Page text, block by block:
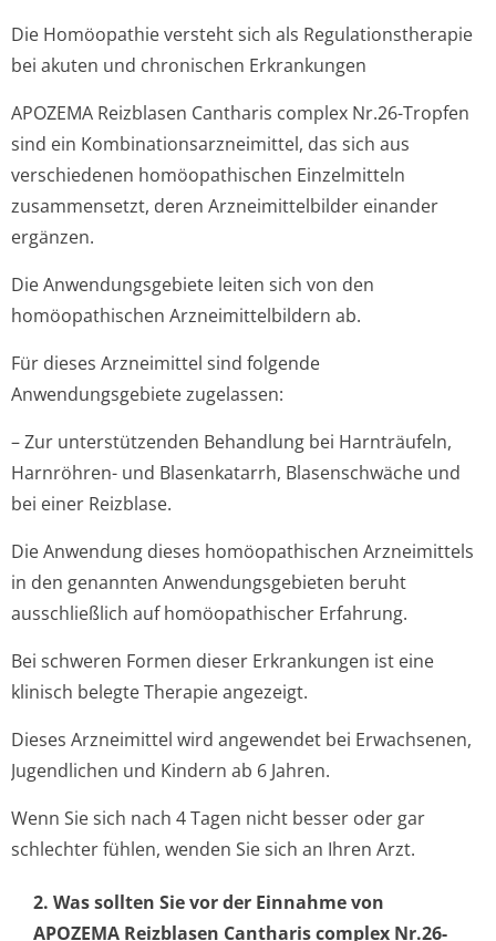
Die Homöopathie versteht sich als Regulationstherapie
bei akuten und chronischen Erkrankungen
APOZEMA Reizblasen Cantharis complex Nr.26-Tropfen
sind ein Kombinationsar­zneimittel, das sich aus
verschiedenen homöopathischen Einzelmitteln
zusammensetzt, deren Arzneimittelbilder einander
ergänzen.
Die Anwendungsgebiete leiten sich von den
homöopathischen Arzneimittelbil­dern ab.
Für dieses Arzneimittel sind folgende
Anwendungsgebiete zugelassen:
– Zur unterstützenden Behandlung bei Harnträufeln,
Harnröhren- und Blasenkatarrh, Blasenschwäche und
bei einer Reizblase.
Die Anwendung dieses homöopathischen Arzneimittels
in den genannten Anwendungsgebieten beruht
ausschließlich auf homöopathischer Erfahrung.
Bei schweren Formen dieser Erkrankungen ist eine
klinisch belegte Therapie angezeigt.
Dieses Arzneimittel wird angewendet bei Erwachsenen,
Jugendlichen und Kindern ab 6 Jahren.
Wenn Sie sich nach 4 Tagen nicht besser oder gar
schlechter fühlen, wenden Sie sich an Ihren Arzt.
2. Was sollten Sie vor der Einnahme von
APOZEMA Reizblasen Cantharis complex Nr.26-